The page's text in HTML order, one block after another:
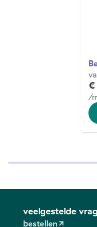
€
/
veelgestelde
bestellen